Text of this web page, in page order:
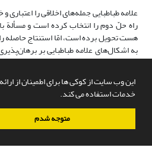
این وب سایت از کوکی ها برای اطمینان از
خدمات استفاده می کند.
متوجه شدم
علامه طباطبایی جمله‌های اخلاقی را
راه حلّ دوم را انتخاب کرده است و
هست تحویل برده است،‌ امّا استنتاج حاصله
به اشکال‌های علامه طباطبایی بر
نتیجة جدل اخلاقی را که علامه تغییرناپذیر
توجّه به بیان علامه طباطبایی جمله‌های
پایة واقعیت ثابت استوار شده‌اند. ایشان
قبول دارد و از نوع جدل قلمداد می‌کند. امّا
میان جمله‌‌های اخلاقی و غیراخلاقی و
می‌توان تبیین کرد؛ هرچند تبیین اخس